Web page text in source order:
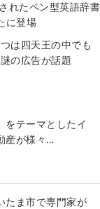
れたペン型英語辞書
に登場
は四天王の中でも
の広告が話題
をテーマとしたイ
産が様々…
たま市で専門家が